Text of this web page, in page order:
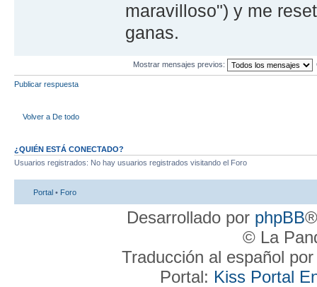
maravilloso") y me
ganas.
Mostrar mensajes previos:
Publicar respuesta
Volver a De todo
¿QUIÉN ESTÁ CONECTADO?
Usuarios registrados: No hay usuarios registrados visitando el Foro
Portal • Foro
Desarrollado por phpBB
© La
Traducción al español
Portal: Kiss Portal